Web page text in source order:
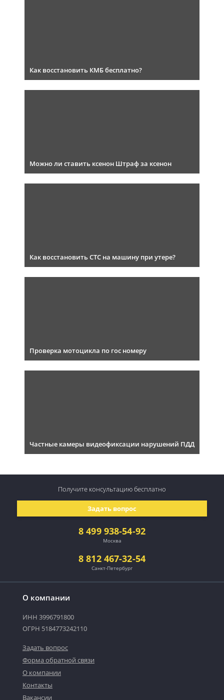
Как восстановить КМБ бесплатно?
Можно ли ставить ксенон Штраф за ксенон
Как восстановить СТС на машину при утере?
Проверка мотоцикла по гос номеру
Частные камеры видеофиксации нарушений ПДД
О компании
ИНН 3996791800
ОГРН 5184773242110
Задать вопрос
Форма обратной связи
О компании
Контакты
Вакансии
8 499 938-54-92
Москва
8 812 467-32-54
Санкт-Петербург
Задать вопрос
Получите консультациюбесплатно